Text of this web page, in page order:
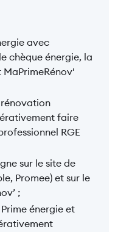
avec
chèque énergie, la
rénovation
faire
RGE
sur le site de
Promee) et sur le
;
énergie et